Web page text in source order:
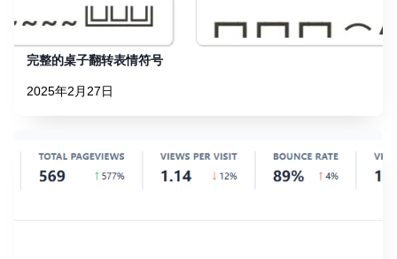
完整的桌子翻转表情符号
2025年2月27日